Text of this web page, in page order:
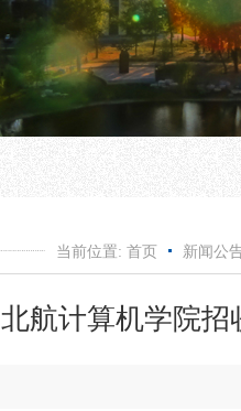
当前位置:首页 新闻公
北航计算机学院招